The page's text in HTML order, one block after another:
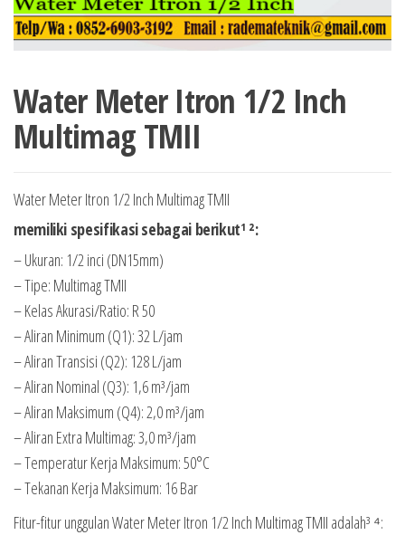
Water Meter Itron 1/2 Inch
Multimag TMII
Water Meter Itron 1/2 Inch Multimag TMII
memiliki spesifikasi sebagai berikut¹ ²:
– Ukuran: 1/2 inci (DN15mm)
– Tipe: Multimag TMII
– Kelas Akurasi/Ratio: R 50
– Aliran Minimum (Q1): 32 L/jam
– Aliran Transisi (Q2): 128 L/jam
– Aliran Nominal (Q3): 1,6 m³/jam
– Aliran Maksimum (Q4): 2,0 m³/jam
– Aliran Extra Multimag: 3,0 m³/jam
– Temperatur Kerja Maksimum: 50°C
– Tekanan Kerja Maksimum: 16 Bar
Fitur-fitur unggulan Water Meter Itron 1/2 Inch Multimag TMII adalah³ ⁴: